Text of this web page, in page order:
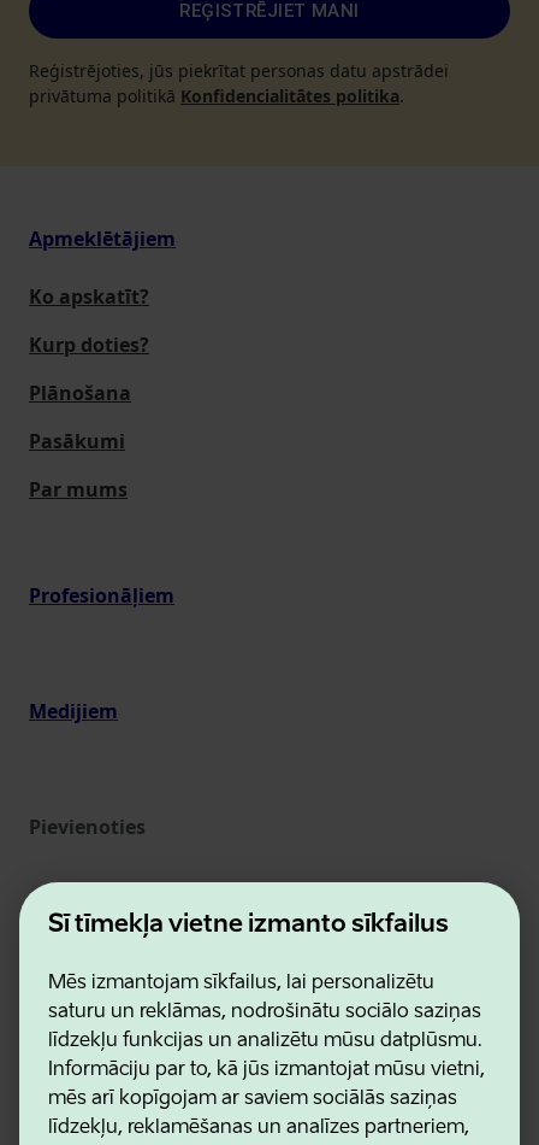
Šī tīmekļa vietne izmanto sīkfailus
Mēs izmantojam sīkfailus, lai personalizētu
saturu un reklāmas, nodrošinātu sociālo saziņas
līdzekļu funkcijas un analizētu mūsu datplūsmu.
Informāciju par to, kā jūs izmantojat mūsu vietni,
mēs arī kopīgojam ar saviem sociālās saziņas
līdzekļu, reklamēšanas un analīzes partneriem,
REĢISTRĒJIET MANI
Reģistrējoties, jūs piekrītat personas datu apstrādei
privātuma politikā Konfidencialitātes politika.
Apmeklētājiem
Ko apskatīt?
Kurp doties?
Plānošana
Pasākumi
Par mums
Profesionāļiem
Medijiem
Pievienoties
Estonian Business and Innovation Agency
Kontakti